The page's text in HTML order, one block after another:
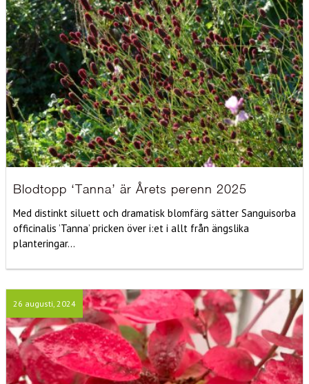
Blodtopp ‘Tanna’ är Årets perenn 2025
Med distinkt siluett och dramatisk blomfärg sätter Sanguisorba
officinalis ’Tanna’ pricken över i:et i allt från ängslika
planteringar...
26 augusti, 2024